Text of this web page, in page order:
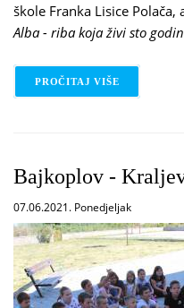
škole Franka Lisice
Alba - riba koja živi sto
PROČITAJ VIŠE
Bajkoplov -
07.06.2021. Ponedjeljak